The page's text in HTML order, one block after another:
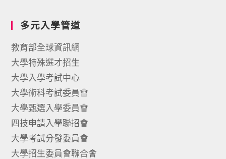
多元入學管道
教育部全球資訊網
大學特殊選才招生
大學入學考試中心
大學術科考試委員會
大學甄選入學委員會
四技申請入學聯招會
大學考試分發委員會
大學招生委員會聯合會